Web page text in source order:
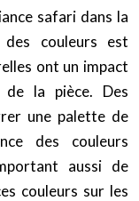
safari dans la
couleurs est
ont un impact
de la pièce. Des
une palette de
des couleurs
aussi de
couleurs sur les